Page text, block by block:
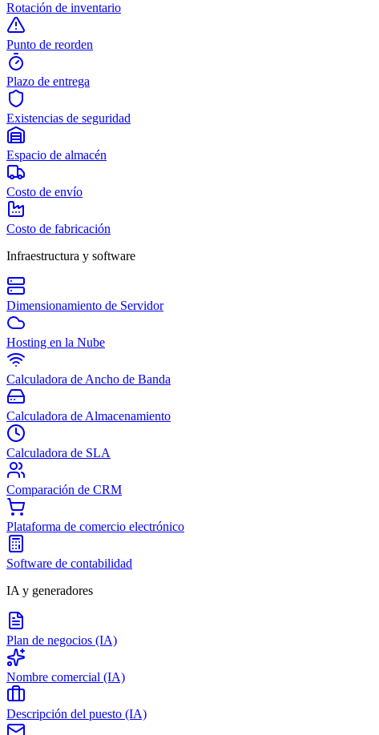
Rotación de inventario
Punto de reorden
Plazo de entrega
Existencias de seguridad
Espacio de almacén
Costo de envío
Costo de fabricación
Infraestructura y software
Dimensionamiento de Servidor
Hosting en la Nube
Calculadora de Ancho de Banda
Calculadora de Almacenamiento
Calculadora de SLA
Comparación de CRM
Plataforma de comercio electrónico
Software de contabilidad
IA y generadores
Plan de negocios (IA)
Nombre comercial (IA)
Descripción del puesto (IA)